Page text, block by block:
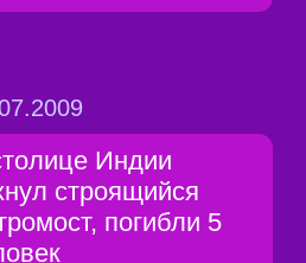
Индии
строящийся
погибли 5